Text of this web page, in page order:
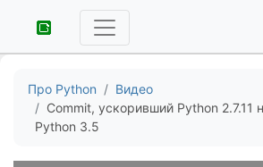
Про Python
Видео
Commit, ускоривший Python 2.7.11
Python 3.5